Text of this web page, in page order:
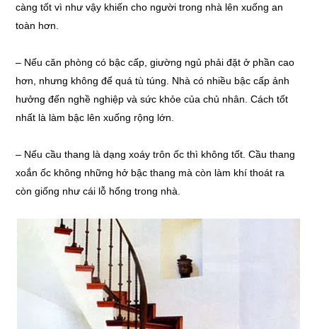
càng tốt vì như vậy khiến cho người trong nhà lên xuống an
toàn hơn.
– Nếu căn phòng có bậc cấp, giường ngủ phải đặt ở phần cao
hơn, nhưng không để quá tù túng. Nhà có nhiều bậc cấp ảnh
hưởng đến nghề nghiệp và sức khỏe của chủ nhân. Cách tốt
nhất là làm bậc lên xuống rộng lớn.
– Nếu cầu thang là dạng xoáy trôn ốc thì không tốt. Cầu thang
xoắn ốc không những hở bậc thang mà còn làm khí thoát ra
còn giống như cái lỗ hổng trong nhà.